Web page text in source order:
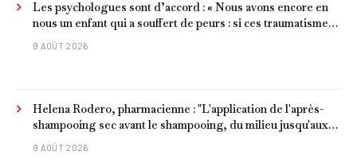
Les psychologues sont d’accord : « Nous avons encore en
nous un enfant qui a souffert de peurs : si ces traumatismes
ne sont pas surmontés, ils continueront à nous affecter dans
9 AOÛT 2026
Helena Rodero, pharmacienne : "L'application de l'après-
shampooing sec avant le shampooing, du milieu jusqu'aux
pointes, est recommandée pour les cheveux délicats et
9 AOÛT 2026